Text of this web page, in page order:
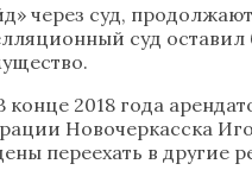
через суд,
суд
2018 года
Новочеркасска
переехать в